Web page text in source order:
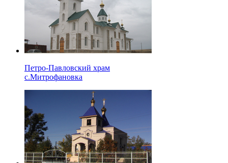
Петро-Павловский храм
с.Митрофановка